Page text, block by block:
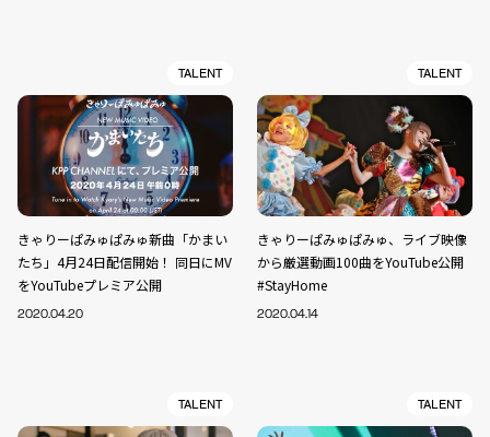
TALENT
きゃりーぱみゅぱみゅ新曲「かまい
たち」4月24日配信開始！ 同日にMV
をYouTubeプレミア公開
2020.04.20
TALENT
きゃりーぱみゅぱみゅ、ライブ映像
から厳選動画100曲をYouTube公開
#StayHome
2020.04.14
TALENT TALENT